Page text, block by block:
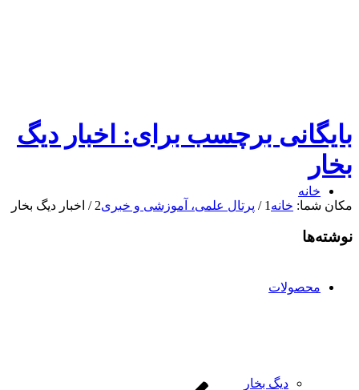
خانه
محصولات
دیگ بخار
بایگانی برچسب برای: اخبار دیگ
بخار
مکان شما: خانه 1
/ پرتال علمی، آموزشی و خبری2
/ اخبار دیگ بخار
نوشته‌ها